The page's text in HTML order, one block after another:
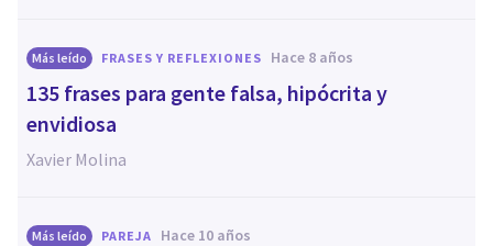
Más leído FRASES Y REFLEXIONES hace 8 años
135 frases para gente falsa, hipócrita y
envidiosa
Xavier Molina
Más leído PAREJA hace 10 años